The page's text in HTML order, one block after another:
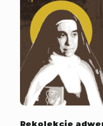
Rekolekcje